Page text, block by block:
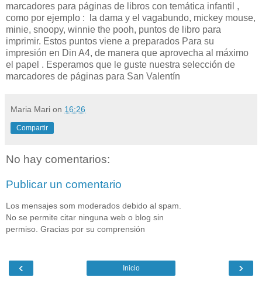
marcadores para páginas de libros con temática infantil ,
como por ejemplo : la dama y el vagabundo, mickey mouse,
minie, snoopy, winnie the pooh, puntos de libro para
imprimir. Estos puntos viene a preparados Para su
impresión en Din A4, de manera que aprovecha al máximo
el papel . Esperamos que le guste nuestra selección de
marcadores de páginas para San Valentín
Maria Mari on 16:26
Compartir
No hay comentarios:
Publicar un comentario
Los mensajes som moderados debido al spam.
No se permite citar ninguna web o blog sin
permiso. Gracias por su comprensión
‹ ›
Inicio